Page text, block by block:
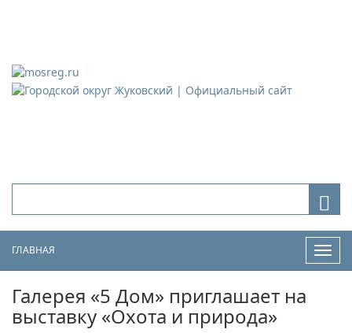
ГЛАВНАЯ
Галерея «5 Дом» приглашает на
выставку «Охота и природа»